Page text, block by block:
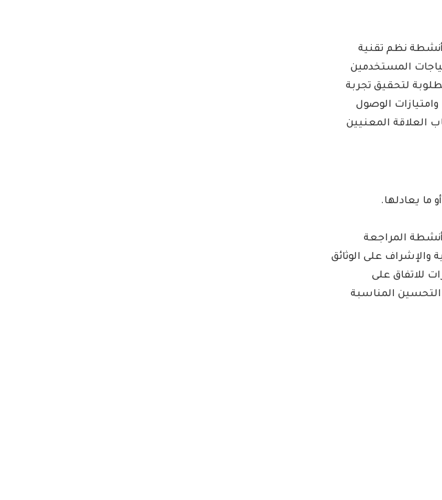
نظم تقنية
المستخدمين
لتحقيق تجربة
الوصول
العلاقة المعنيين
ما يعادلها.
المراجعة
والإشراف على الوثائق
للاتفاق على
التحسين المناسبة